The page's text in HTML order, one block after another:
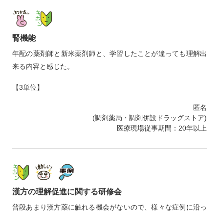
腎機能
年配の薬剤師と新米薬剤師と、学習したことが違っても理解出
来る内容と感じた。
【3単位】
匿名
(調剤薬局・調剤併設ドラッグストア)
医療現場従事期間：20年以上
漢方の理解促進に関する研修会
普段あまり漢方薬に触れる機会がないので、様々な症例に沿っ